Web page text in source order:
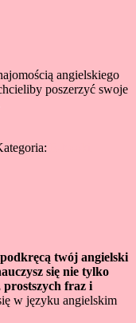
angielskiego
poszerzyć swoje
twój angielski
się nie tylko
fraz i
w języku angielskim